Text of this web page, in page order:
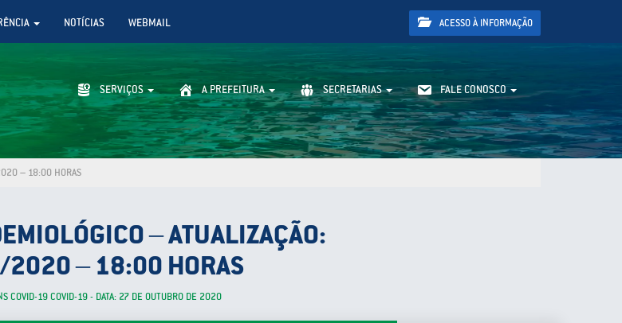
NOTÍCIAS WEBMAIL ACESSO À INFORMAÇÃO
SERVIÇOS A PREFEITURA SECRETARIAS FALE CONOSCO
– 18:00 HORAS
– ATUALIZAÇÃO:
– 18:00 HORAS
COVID-19 COVID-19 - DATA: 27 DE OUTUBRO DE 2020